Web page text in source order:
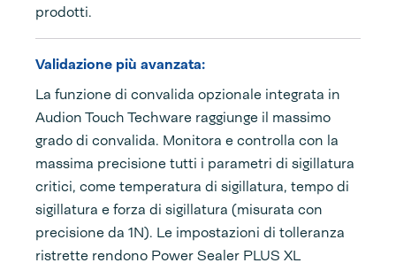
prodotti.
Validazione più avanzata:
La funzione di convalida opzionale integrata in
Audion Touch Techware raggiunge il massimo
grado di convalida. Monitora e controlla con la
massima precisione tutti i parametri di sigillatura
critici, come temperatura di sigillatura, tempo di
sigillatura e forza di sigillatura (misurata con
precisione da 1N). Le impostazioni di tolleranza
ristrette rendono Power Sealer PLUS XL